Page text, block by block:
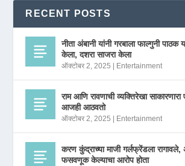
RECENT POSTS
नीता अंबानी यांनी गरबाला फाल्गुनी पाठक
केला, दशरा साजरा केला
ऑक्टोबर 2, 2025 Entertainment
राम आणि रावणाची व्यक्तिरेखा
आजही आठवतो
ऑक्टोबर 2, 2025 Entertainment
करण कुंद्राच्या माजी गर्लफ्रेंडला रागावले,
फसवणूक केल्याचा आरोप होता